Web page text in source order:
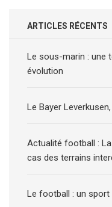
ARTICLES RÉCENTS
Le sous-marin : une
évolution
Le Bayer
Actualité football :
cas des terrains
Le football : un